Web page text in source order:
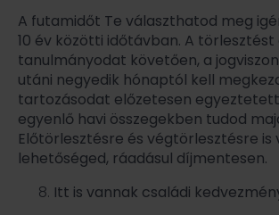
A futamidőt Te választhatod meg
10 év közötti időtávban. A törlesztést
tanulmányodat követően, a
utáni negyedik hónaptól kell
tartozásodat előzetesen
egyenlő havi összegekben tudod
Előtörlesztésre és végtörlesztésre is
lehetőséged, ráadásul díjmentesen.
Itt is vannak családi